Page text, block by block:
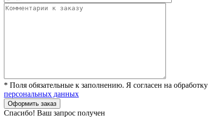
* Поля обязательные к заполнению. Я согласен на обработку
персональных данных
Спасибо! Ваш запрос получен